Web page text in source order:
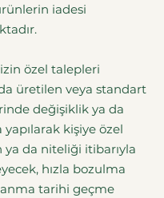
iadesi
özel talepleri
üretilen veya standart
değişiklik ya da
yapılarak kişiye özel
da niteliği itibarıyla
hızla bozulma
tarihi geçme